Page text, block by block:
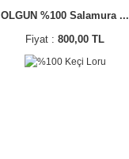
OLGUN %100 Salamura ...
Fiyat : 800,00 TL